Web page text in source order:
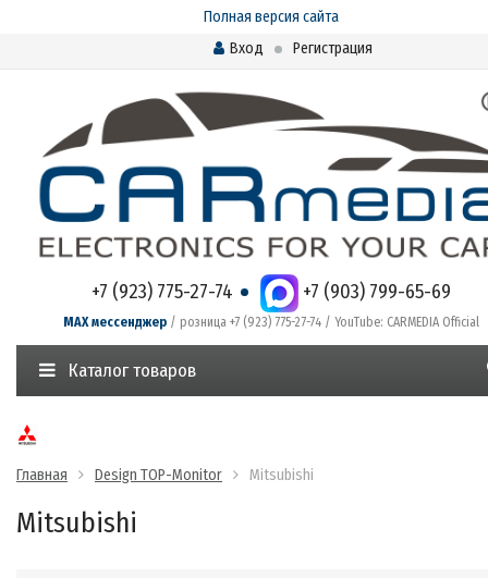
Полная версия сайта
Вход
Регистрация
+7 (923) 775-27-74 +7 (903) 799-65-69
MAX мессенджер/ розница +7 (923) 775-27-74 / YouTube: CARMEDIA Official
Каталог товаров
Главная Design TOP-Monitor Mitsubishi
Mitsubishi